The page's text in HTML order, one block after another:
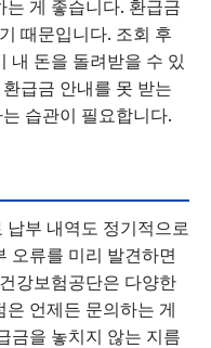
게 좋습니다. 환급금
때문입니다. 조회 후
내 돈을 돌려받을 수 있
급금 안내를 못 받는
습관이 필요합니다.
부 내역도 정기적으로
오류를 미리 발견하면
강보험공단은 다양한
언제든 문의하는 게
금을 놓치지 않는 지름